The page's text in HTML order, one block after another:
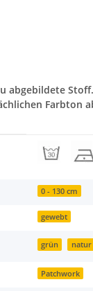
abgebildete Stoff.
Farbton
0 - 130 cm
gewebt
grün natur
Patchwork